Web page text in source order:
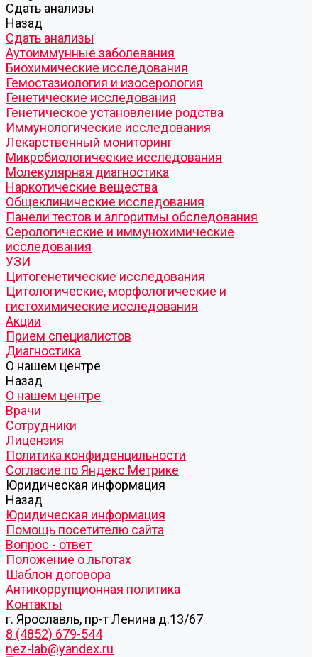
Cдать анализы
Назад
Cдать анализы
Аутоиммунные заболевания
Биохимические исследования
Гемостазиология и изосерология
Генетические исследования
Генетическое установление родства
Иммунологические исследования
Лекарственный мониторинг
Микробиологические исследования
Молекулярная диагностика
Наркотические вещества
Общеклинические исследования
Панели тестов и алгоритмы обследования
Серологические и иммунохимические
исследования
УЗИ
Цитогенетические исследования
Цитологические, морфологические и
гистохимические исследования
Акции
Прием специалистов
Диагностика
О нашем центре
Назад
О нашем центре
Врачи
Сотрудники
Лицензия
Политика конфиденцильности
Согласие по Яндекс Метрике
Юридическая информация
Назад
Юридическая информация
Помощь посетителю сайта
Вопрос - ответ
Положение о льготах
Шаблон договора
Антикоррупционная политика
Контакты
г. Ярославль, пр-т Ленина д.13/67
8 (4852) 679-544
nez-lab@yandex.ru